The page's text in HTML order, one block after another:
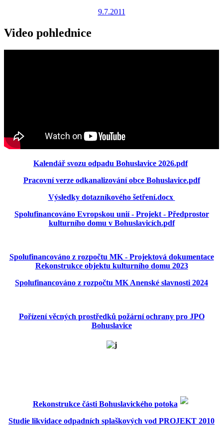
9.7.2011
Video pohlednice
Kalendář svozu odpadu Bohuslavice 2026.pdf
Pracovní verze odkanalizování obce Bohuslavice.pdf
Výsledky dotazníkového šetření.docx
Spolufinancováno Evropskou unií - Projekt - Předprostor
kulturního domu v Bohuslavicích.pdf
Spolufinancováno z rozpočtu MK - Projektová dokumentace
Rekonstrukce objektu kulturního domu 2023
Spolufinancováno z rozpočtu MK Anenské slavnosti 2024
Pořízení věcných prostředků požární ochrany pro JPO
Bohuslavice
Rekonstrukce části Bohuslavického potoka
Studie likvidace odpadních splaškových vod PROJEKT 2010